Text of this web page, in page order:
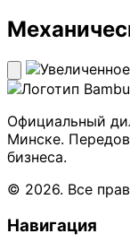
Официальный
Минске.
бизнеса.
© 2026. Все
Навигация